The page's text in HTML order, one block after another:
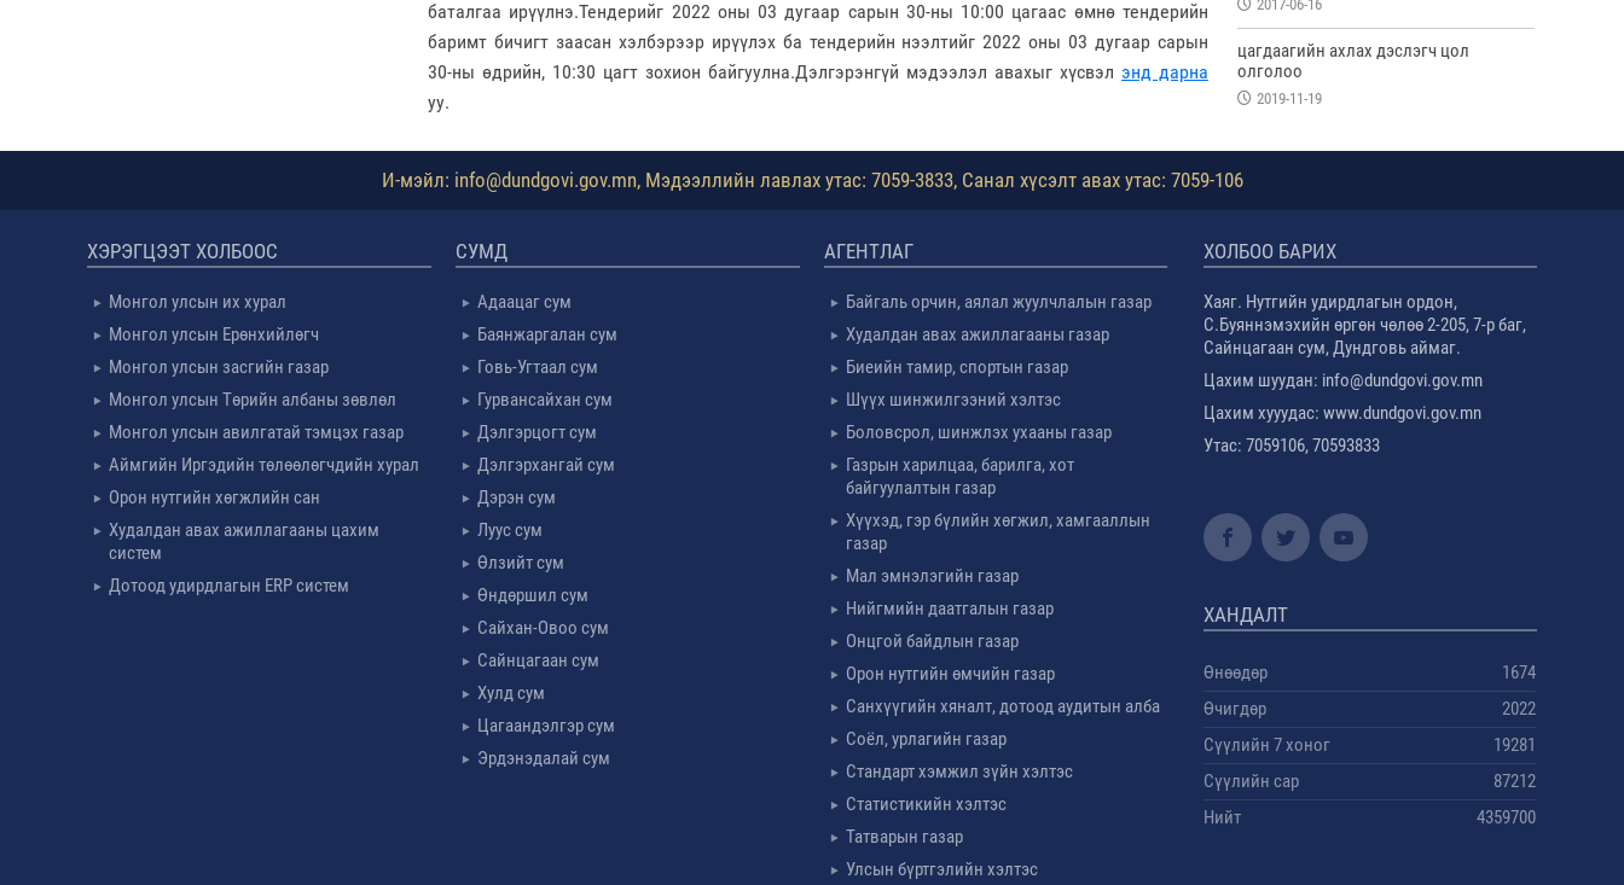
баталгаа ирүүлнэ.Тендерийг 2022 оны 03 дугаар сарын 30-ны 10:00 цагаас өмнө тендерийн
баримт бичигт заасан хэлбэрээр ирүүлэх ба тендерийн нээлтийг 2022 оны 03 дугаар сарын
30-ны өдрийн, 10:30 цагт зохион байгуулна.Дэлгэрэнгүй мэдээлэл авахыг хүсвэл энд дарна
уу.
2017-06-16
цагдаагийн ахлах дэслэгч цол
олголоо
2019-11-19
И-мэйл: info@dundgovi.gov.mn, Мэдээллийн лавлах утас: 7059-3833, Санал хүсэлт авах утас: 7059-106
ХЭРЭГЦЭЭТ ХОЛБООС
Монгол улсын их хурал
Монгол улсын Ерөнхийлөгч
Монгол улсын засгийн газар
Монгол улсын Төрийн албаны зөвлөл
Монгол улсын авилгатай тэмцэх газар
Аймгийн Иргэдийн төлөөлөгчдийн хурал
Орон нутгийн хөгжлийн сан
Худалдан авах ажиллагааны цахим
систем
Дотоод удирдлагын ERP систем
СУМД
Адаацаг сум
Баянжаргалан сум
Говь-Угтаал сум
Гурвансайхан сум
Дэлгэрцогт сум
Дэлгэрхангай сум
Дэрэн сум
Луус сум
Өлзийт сум
Өндөршил сум
Сайхан-Овоо сум
Сайнцагаан сум
Хулд сум
Цагаандэлгэр сум
Эрдэнэдалай сум
АГЕНТЛАГ
Байгаль орчин, аялал жуулчлалын газар
Худалдан авах ажиллагааны газар
Биеийн тамир, спортын газар
Шүүх шинжилгээний хэлтэс
Боловсрол, шинжлэх ухааны газар
Газрын харилцаа, барилга, хот
байгуулалтын газар
Хүүхэд, гэр бүлийн хөгжил, хамгааллын
газар
Мал эмнэлэгийн газар
Нийгмийн даатгалын газар
Онцгой байдлын газар
Орон нутгийн өмчийн газар
Санхүүгийн хяналт, дотоод аудитын алба
Соёл, урлагийн газар
Стандарт хэмжил зүйн хэлтэс
Статистикийн хэлтэс
Татварын газар
Улсын бүртгэлийн хэлтэс
ХОЛБОО БАРИХ
Хаяг. Нутгийн удирдлагын ордон,
С.Буяннэмэхийн өргөн чөлөө 2-205, 7-р баг,
Сайнцагаан сум, Дундговь аймаг.
Цахим шуудан: info@dundgovi.gov.mn
Цахим хууудас: www.dundgovi.gov.mn
Утас: 7059106, 70593833
ХАНДАЛТ
Өнөөдөр
1674
Өчигдөр
2022
Сүүлийн 7 хоног
19281
Сүүлийн сар
87212
Нийт
4359700